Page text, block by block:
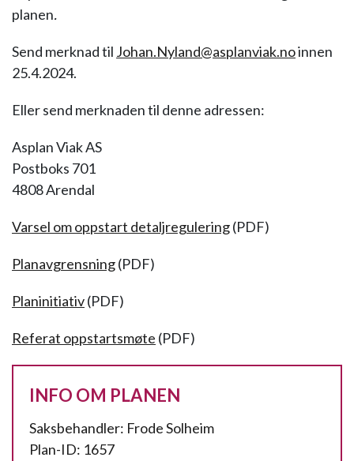
planen.
Send merknad til Johan.Nyland@asplanviak.noinnen
25.4.2024.
Eller send merknaden til denne adressen:
Asplan Viak AS
Postboks 701
4808 Arendal
Varsel om oppstart detaljregulering(PDF)
Planavgrensning(PDF)
Planinitiativ(PDF)
Referat oppstartsmøte (PDF)
INFO OM PLANEN
Saksbehandler: Frode Solheim
Plan-ID: 1657